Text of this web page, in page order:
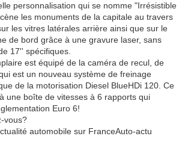
personnalisation qui se nomme "Irrésistible
les monuments de la capitale au travers
les vitres latérales arrière ainsi que sur le
de bord grâce à une gravure laser, sans
17'' spécifiques.
est équipé de la caméra de recul, de
est un nouveau système de freinage
de la motorisation Diesel BlueHDi 120. Ce
une boîte de vitesses à 6 rapports qui
Euro 6!
vous?
automobile sur FranceAuto-actu